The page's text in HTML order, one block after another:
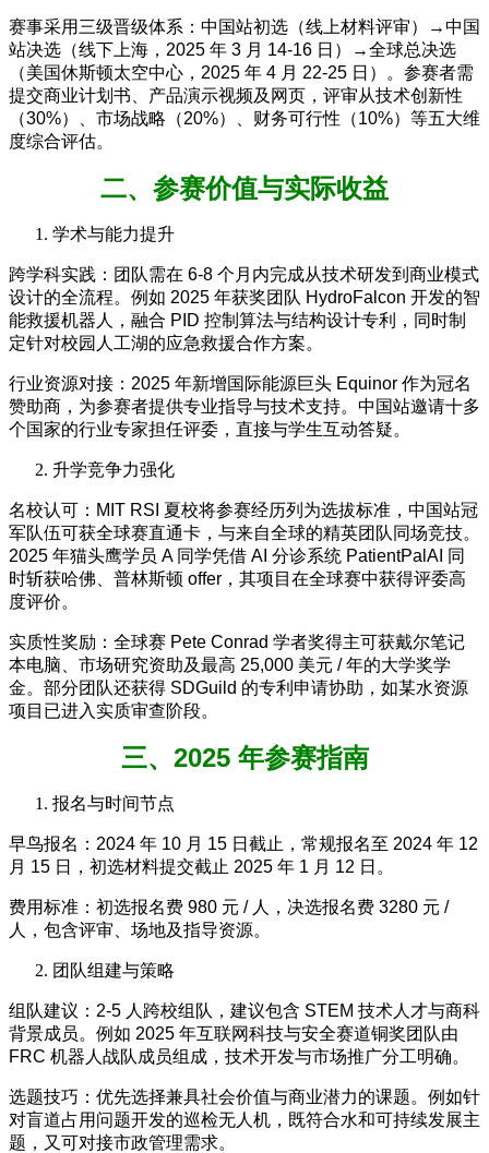
赛事采用三级晋级体系：中国站初选（线上材料评审）→中国
站决选（线下上海，2025 年 3 月 14-16 日）→全球总决选
（美国休斯顿太空中心，2025 年 4 月 22-25 日）。参赛者需
提交商业计划书、产品演示视频及网页，评审从技术创新性
（30%）、市场战略（20%）、财务可行性（10%）等五大维
度综合评估。
二、参赛价值与实际收益
学术与能力提升
跨学科实践：团队需在 6-8 个月内完成从技术研发到商业模式
设计的全流程。例如 2025 年获奖团队 HydroFalcon 开发的智
能救援机器人，融合 PID 控制算法与结构设计专利，同时制
定针对校园人工湖的应急救援合作方案。
行业资源对接：2025 年新增国际能源巨头 Equinor 作为冠名
赞助商，为参赛者提供专业指导与技术支持。中国站邀请十多
个国家的行业专家担任评委，直接与学生互动答疑。
升学竞争力强化
名校认可：MIT RSI 夏校将参赛经历列为选拔标准，中国站冠
军队伍可获全球赛直通卡，与来自全球的精英团队同场竞技。
2025 年猫头鹰学员 A 同学凭借 AI 分诊系统 PatientPalAI 同
时斩获哈佛、普林斯顿 offer，其项目在全球赛中获得评委高
度评价。
实质性奖励：全球赛 Pete Conrad 学者奖得主可获戴尔笔记
本电脑、市场研究资助及最高 25,000 美元 / 年的大学奖学
金。部分团队还获得 SDGuild 的专利申请协助，如某水资源
项目已进入实质审查阶段。
三、2025 年参赛指南
报名与时间节点
早鸟报名：2024 年 10 月 15 日截止，常规报名至 2024 年 12
月 15 日，初选材料提交截止 2025 年 1 月 12 日。
费用标准：初选报名费 980 元 / 人，决选报名费 3280 元 /
人，包含评审、场地及指导资源。
团队组建与策略
组队建议：2-5 人跨校组队，建议包含 STEM 技术人才与商科
背景成员。例如 2025 年互联网科技与安全赛道铜奖团队由
FRC 机器人战队成员组成，技术开发与市场推广分工明确。
选题技巧：优先选择兼具社会价值与商业潜力的课题。例如针
对盲道占用问题开发的巡检无人机，既符合水和可持续发展主
题，又可对接市政管理需求。